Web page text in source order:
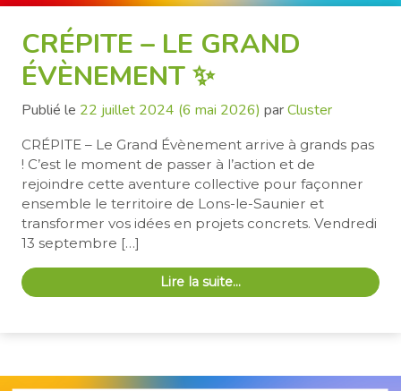
CRÉPITE – LE GRAND
ÉVÈNEMENT ✨
Publié le 22 juillet 2024 (6 mai 2026) parCluster
CRÉPITE – Le Grand Évènement arrive à grands pas
! C’est le moment de passer à l’action et de
rejoindre cette aventure collective pour façonner
ensemble le territoire de Lons-le-Saunier et
transformer vos idées en projets concrets. Vendredi
13 septembre […]
Lire la suite…